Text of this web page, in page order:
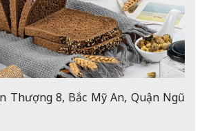
Thượng 8, Bắc Mỹ An, Quận Ngũ